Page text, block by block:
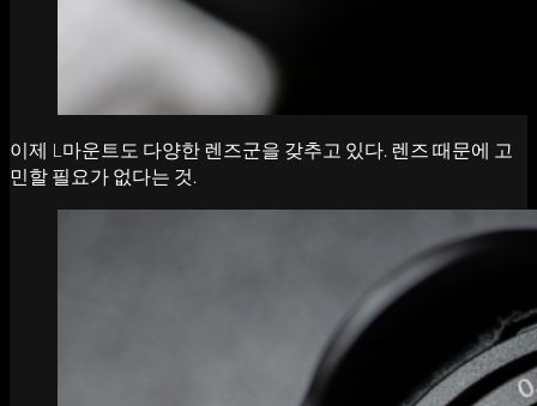
이제 L마운트도 다양한 렌즈군을 갖추고 있다. 렌즈 때문에 고
민할 필요가 없다는 것.